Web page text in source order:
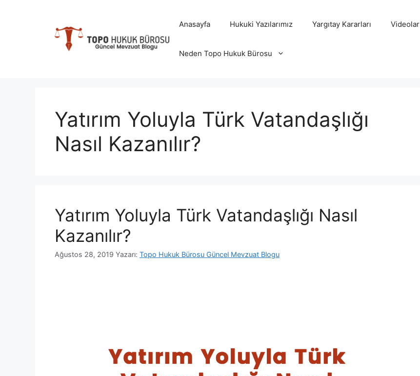
Anasayfa Hukuki Yazılarımız Yargıtay Kararları Videolar
Neden Topo Hukuk Bürosu
Yatırım Yoluyla Türk Vatandaşlığı
Nasıl Kazanılır?
Yatırım Yoluyla Türk Vatandaşlığı Nasıl
Kazanılır?
Ağustos 28, 2019 Yazarı: Topo Hukuk Bürosu Güncel Mevzuat Blogu